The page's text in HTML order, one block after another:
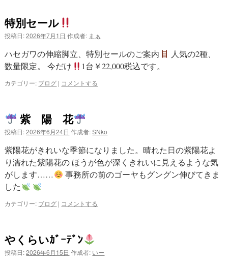
特別セール
投稿日: 2026年7月1日 作成者: まぁ
ハセガワの伸縮脚立、特別セールのご案内
人気の2種、
数量限定。 今だけ
1台￥22,000税込です。
カテゴリー: ブログ | コメントする
紫 陽 花
投稿日: 2026年6月24日 作成者: SNko
紫陽花がきれいな季節になりました。晴れた日の紫陽花よ
り濡れた紫陽花の ほうが色が深くきれいに見えるような気
がします……
事務所の前のゴーヤもグングン伸びてきま
した
カテゴリー: ブログ | コメントする
やくらいｶﾞｰﾃﾞﾝ
投稿日: 2026年6月15日 作成者: いー